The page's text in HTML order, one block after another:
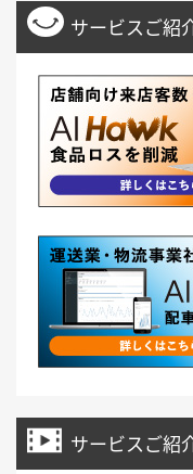
サービスご紹
サービスご紹